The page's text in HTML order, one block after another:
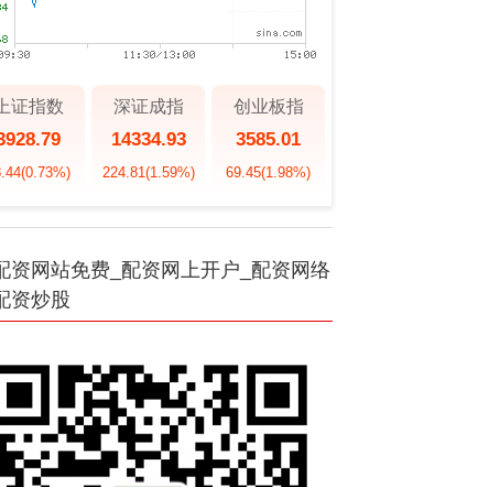
上证指数
(0.73%)
深证成指
14334.93
224.81 (1.59%)
创业板指
3585.01
69.45(1.98%)
资网站免费_配资网上开户_配资网络
资炒股